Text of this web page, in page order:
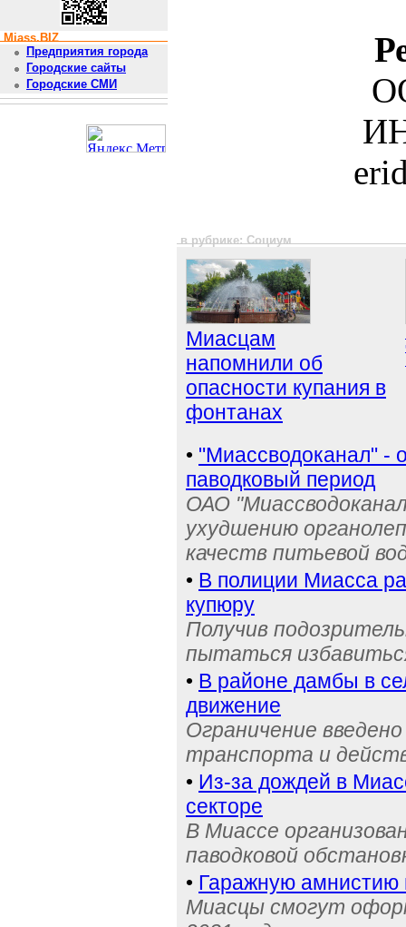
Miass.BIZ
Предприятия города
Городские сайты
Городские СМИ
в рубрике: Социум
Миасцам
напомнили об
опасности купания в
фонтанах
• "Миассводоканал" -
паводковый период
ОАО
ухудшению
качеств питьевой
• В полиции Миасса
купюру
Получив
пытаться
• В районе дамбы в
движение
Ограничение
транспорта и
• Из-за дождей в
секторе
В Миассе
паводковой
• Гаражную амнистию
Миасцы смогут